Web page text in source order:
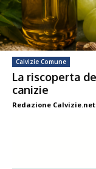
Calvizie Comune
La riscoperta
canizie
Redazione Calvizie.net